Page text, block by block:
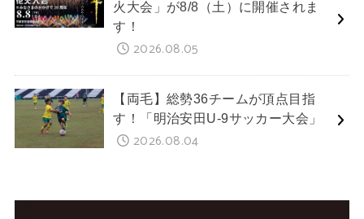
火大会」が8/8（土）に開催されま
す！
2026.08.05
【両毛】総勢36チームが頂点目指
す！「明治安田U-9サッカー大会」
2026.08.04